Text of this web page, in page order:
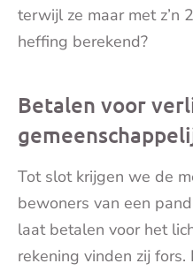
terwijl ze maar met z’n
heffing berekend?
Betalen voor
Tot slot krijgen we de
bewoners van een
laat betalen voor het
rekening vinden zij